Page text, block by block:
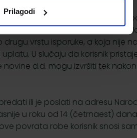
Prilagodi
raskine Ugovor, izvršit će mu
(četrnaest) dana od dana kada
drugu vrstu isporuke, a koja nije
uplatu. U slučaju da korisnik
novine d.d. mogu izvršiti tek
ili je poslati na adresu
u roku od 14 (četrnaest)
povrata robe korisnik snosi